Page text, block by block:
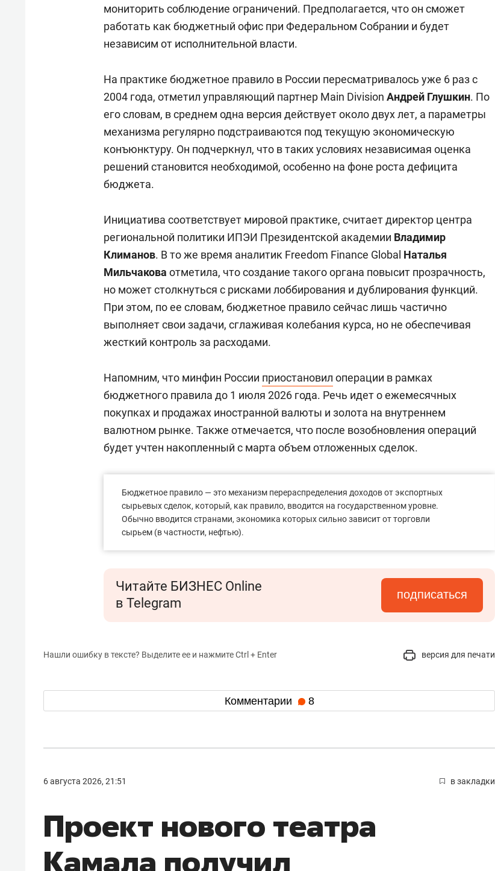
мониторить соблюдение ограничений. Предполагается, что он сможет
работать как бюджетный офис при Федеральном Собрании и будет
независим от исполнительной власти.
На практике бюджетное правило в России пересматривалось уже 6 раз с
2004 года, отметил управляющий партнер Main Division Андрей Глушкин. По
его словам, в среднем одна версия действует около двух лет, а параметры
механизма регулярно подстраиваются под текущую экономическую
конъюнктуру. Он подчеркнул, что в таких условиях независимая оценка
решений становится необходимой, особенно на фоне роста дефицита
бюджета.
Инициатива соответствует мировой практике, считает директор центра
региональной политики ИПЭИ Президентской академии Владимир
Климанов. В то же время аналитик Freedom Finance Global Наталья
Мильчакова отметила, что создание такого органа повысит прозрачность,
но может столкнуться с рисками лоббирования и дублирования функций.
При этом, по ее словам, бюджетное правило сейчас лишь частично
выполняет свои задачи, сглаживая колебания курса, но не обеспечивая
жесткий контроль за расходами.
Напомним, что минфин России приостановил операции в рамках
бюджетного правила до 1 июля 2026 года. Речь идет о ежемесячных
покупках и продажах иностранной валюты и золота на внутреннем
валютном рынке. Также отмечается, что после возобновления операций
будет учтен накопленный с марта объем отложенных сделок.
Бюджетное правило — это механизм перераспределения доходов от экспортных
сырьевых сделок, который, как правило, вводится на государственном уровне.
Обычно вводится странами, экономика которых сильно зависит от торговли
сырьем (в частности, нефтью).
Читайте БИЗНЕС Online
в Telegram
подписаться
Нашли ошибку в тексте? Выделите ее и нажмите Ctrl + Enter версия для печати
Комментарии 8
6 августа 2026, 21:51 в закладки
Проект нового театра
Камала получил